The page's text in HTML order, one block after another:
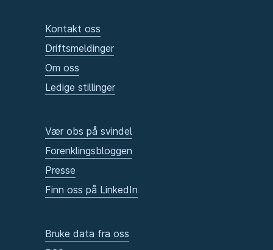
Kontakt oss
Driftsmeldinger
Om oss
Ledige stillinger
Vær obs på svindel
Forenklingsbloggen
Presse
Finn oss på LinkedIn
Bruke data fra oss